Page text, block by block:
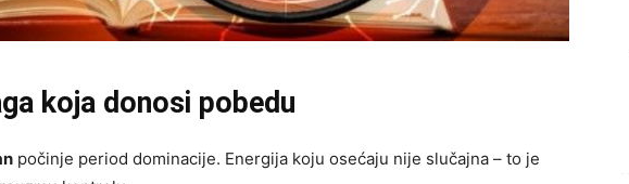
koja donosi pobedu
počinje period dominacije. Energija koju osećaju nije slučajna – to je